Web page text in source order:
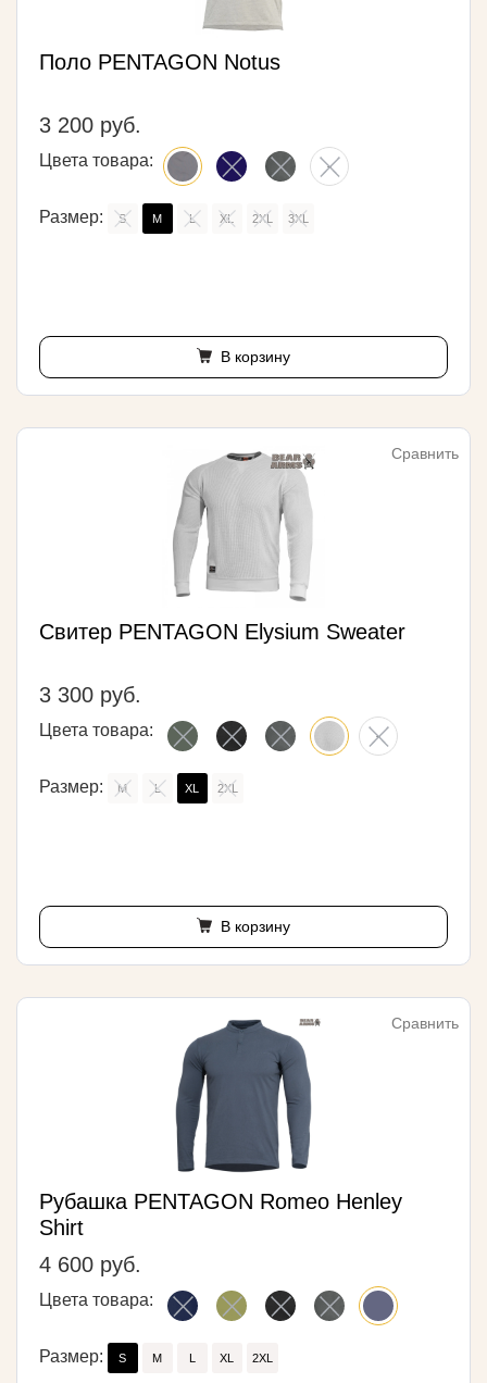
Поло PENTAGON Notus
3 200 руб.
Цвета товара:
Размер: S M L XL 2XL 3XL
В корзину
Сравнить
Свитер PENTAGON Elysium Sweater
3 300 руб.
Цвета товара:
Размер: M L XL 2XL
В корзину
Сравнить
Рубашка PENTAGON Romeo Henley
Shirt
4 600 руб.
Цвета товара:
Размер: S M L XL 2XL